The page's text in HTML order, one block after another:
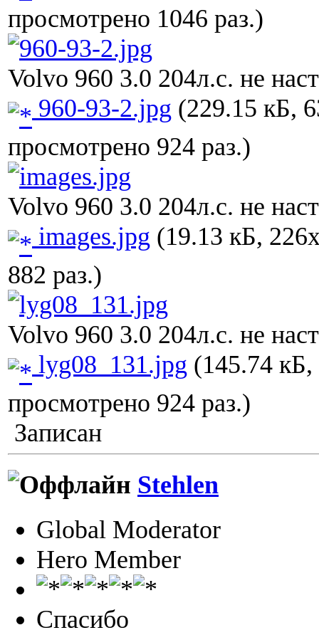
просмотрено 1046 раз.)
Volvo 960 3.0 204л.с. не
960-93-2.jpg (229.15 кБ,
просмотрено 924 раз.)
Volvo 960 3.0 204л.с. не
images.jpg (19.13 кБ,
882 раз.)
Volvo 960 3.0 204л.с. не
lyg08_131.jpg (145.74
просмотрено 924 раз.)
Записан
Stehlen
Global Moderator
Hero Member
Спасибо